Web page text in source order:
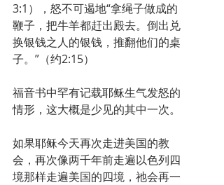
3:1），怒不可遏地“拿绳子做成的
鞭子，把牛羊都赶出殿去。倒出兑
换银钱之人的银钱，推翻他们的桌
子。”（约2:15）
福音书中罕有记载耶稣生气发怒的
情形，这大概是少见的其中一次。
如果耶稣今天再次走进美国的教
会，再次像两千年前走遍以色列四
境那样走遍美国的四境，祂会再一